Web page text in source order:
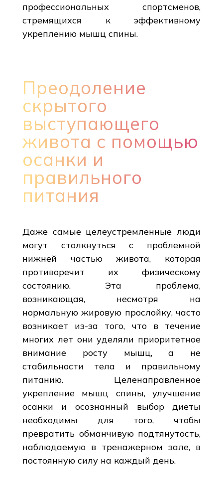
профессиональных спортсменов,
стремящихся к эффективному
укреплению мышц спины.
Преодоление
скрытого
выступающего
живота с помощью
осанки и
правильного
питания
Даже самые целеустремленные люди
могут столкнуться с проблемной
нижней частью живота, которая
противоречит их физическому
состоянию. Эта проблема,
возникающая, несмотря на
нормальную жировую прослойку, часто
возникает из-за того, что в течение
многих лет они уделяли приоритетное
внимание росту мышц, а не
стабильности тела и правильному
питанию. Целенаправленное
укрепление мышц спины, улучшение
осанки и осознанный выбор диеты
необходимы для того, чтобы
превратить обманчивую подтянутость,
наблюдаемую в тренажерном зале, в
постоянную силу на каждый день.